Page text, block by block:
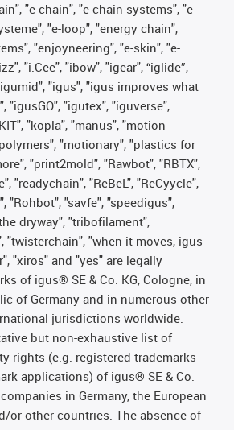
"e-chain", "e-chain systems", "e-
"e-loop", "energy chain",
"enjoyneering", "e-skin", "e-
"i.Cee", "ibow", "igear", “iglide”,
"igus", "igus improves what
"igusGO", "igutex", "iguverse",
"kopla", "manus", "motion
"motionary", "plastics for
"print2mold", "Rawbot", "RBTX",
"readychain", "ReBeL", "ReCyycle",
"Rohbot", "savfe", "speedigus",
dryway", "tribofilament",
"twisterchain", "when it moves, igus
"xiros" and "yes" are legally
of igus® SE & Co. KG, Cologne, in
of Germany and in numerous other
jurisdictions worldwide.
but non-exhaustive list of
rights (e.g. registered trademarks
applications) of igus® SE & Co.
in Germany, the European
or other countries. The absence of